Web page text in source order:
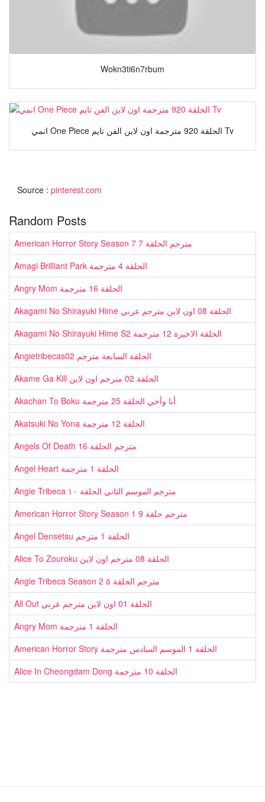
Wokn3ti6n7rbum
انمي One Piece الحلقة 920 مترجمة اون لاين الفن تايم Tv
Source : pinterest.com
Random Posts
American Horror Story Season 7 مترجم الحلقة 7
Amagi Brilliant Park الحلقة 4 مترجمة
Angry Mom الحلقة 16 مترجمة
Akagami No Shirayuki Hime الحلقة 08 اون لاين مترجم عربي
Akagami No Shirayuki Hime S2 الحلقة الاخيرة 12 مترجمة
Angietribecas02 الحلقة السابعة مترجم
Akame Ga Kill الحلقة 02 مترجم اون لاين
Akachan To Boku أنا وأخي الحلقة 25 مترجمة
Akatsuki No Yona الحلقة 12 مترجمة
Angels Of Death مترجم الحلقة 16
Angel Heart الحلقة 1 مترجمة
Angie Tribeca مترجم الموسم الثاني الحلقة ١٠
American Horror Story Season 1 مترجم حلقة 9
Angel Densetsu الحلقة 1 مترجم
Alice To Zouroku الحلقة 08 مترجم اون لاين
Angie Tribeca Season 2 مترجم الحلقة ٥
All Out الحلقة 01 اون لاين مترجم عربي
Angry Mom الحلقة 1 مترجمة
American Horror Story الحلقة 1 الموسم السادس مترجمة
Alice In Cheongdam Dong الحلقة 10 مترجمة